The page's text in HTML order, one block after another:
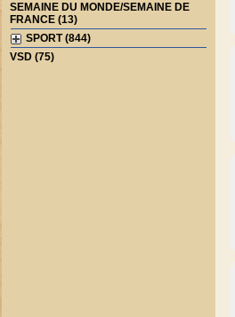
SEMAINE DU MONDE/SEMAINE DE
FRANCE (13)
SPORT (844)
VSD (75)